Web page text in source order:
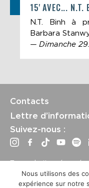
15' AVEC... N.T.
N.T. Binh à
Barbara
— Dimanche
Contacts
Lettre
Suivez-nous :
Tous droits
International Film
générales de vente
Nous utilisons des
expérience sur notre